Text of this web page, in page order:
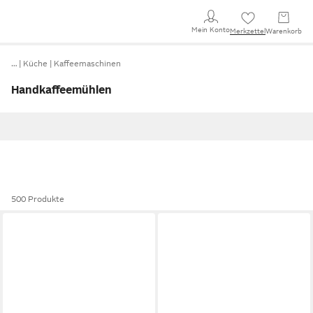
Mein KontoMerkzettel Warenkorb
… Küche Kaffeemaschinen
Handkaffeemühlen
500 Produkte